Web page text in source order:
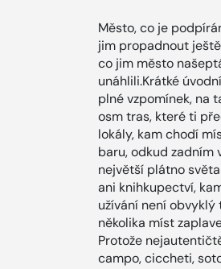
Město, co je
jim propadnout
co jim město
unáhlili.Krátké
plné vzpomínek, na
osm tras, které ti
lokály, kam chodí
baru, odkud zadním
největší plátno
ani knihkupectví,
užívání není
několika míst
Protože
campo, ciccheti,